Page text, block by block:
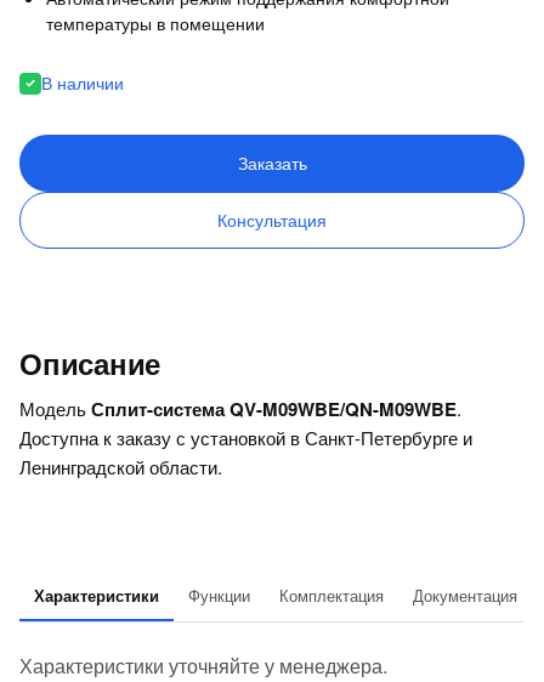
температуры в помещении
В наличии
Заказать
Консультация
Описание
МодельСплит-система QV-M09WBE/QN-M09WBE.
Доступна к заказу с установкой в Санкт-Петербурге и
Ленинградской области.
Характеристики Функции Комплектация Документация
Характеристики уточняйте у менеджера.